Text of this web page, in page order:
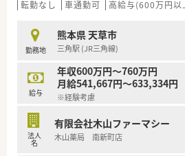
培ったスキルを存分に活かせる環
への貢献に高い意欲を持つ方を求め
【法人特徴について】
■熊本県天草市において2店舗の調
に密着した丁寧な医療サービスの提
■在宅医療にも注力する法人であり
採用して施設や個人宅への訪問服薬
地域の方々の健康的な生活へ貢献を
転勤なし 車通勤可 高給与(600万円以
勤務地
熊本県 天草市
三角駅 (JR三角線)
給与
年収600万円～760万円
月給541,667円～633,334円
※経験考慮
法人
名
有限会社木山ファーマシー
木山薬局 南新町店